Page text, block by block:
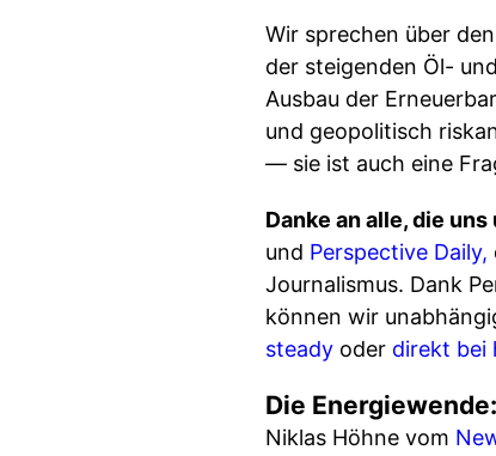
Wir sprechen über
der steigenden Öl-
Ausbau der
und geopolitisch
— sie ist auch eine
Danke an alle, die
und Perspective Daily,
Journalismus. Dank
können wir
steady oder direkt bei
Die
Niklas Höhne vom